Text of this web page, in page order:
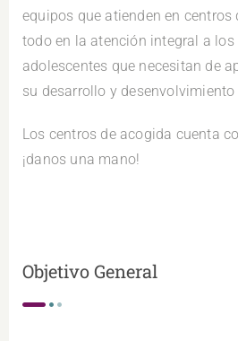
equipos que atienden en centros
todo en la atención integral a
adolescentes que necesitan de
su desarrollo y desenvolvimiento
Los centros de acogida cuenta
¡danos una mano!
Objetivo General